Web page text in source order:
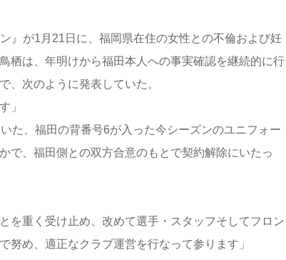
が1月21日に、福岡県在住の女性との不倫および妊
栖は、年明けから福田本人への事実確認を継続的に行
、次のように発表していた。
」
た、福田の背番号6が入った今シーズンのユニフォー
で、福田側との双方合意のもとで契約解除にいたっ
を重く受け止め、改めて選手・スタッフそしてフロン
努め、適正なクラブ運営を行なって参ります」